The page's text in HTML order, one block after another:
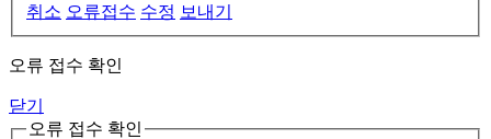
취소 오류접수 수정 보내기
오류 접수 확인
닫기
오류 접수 확인